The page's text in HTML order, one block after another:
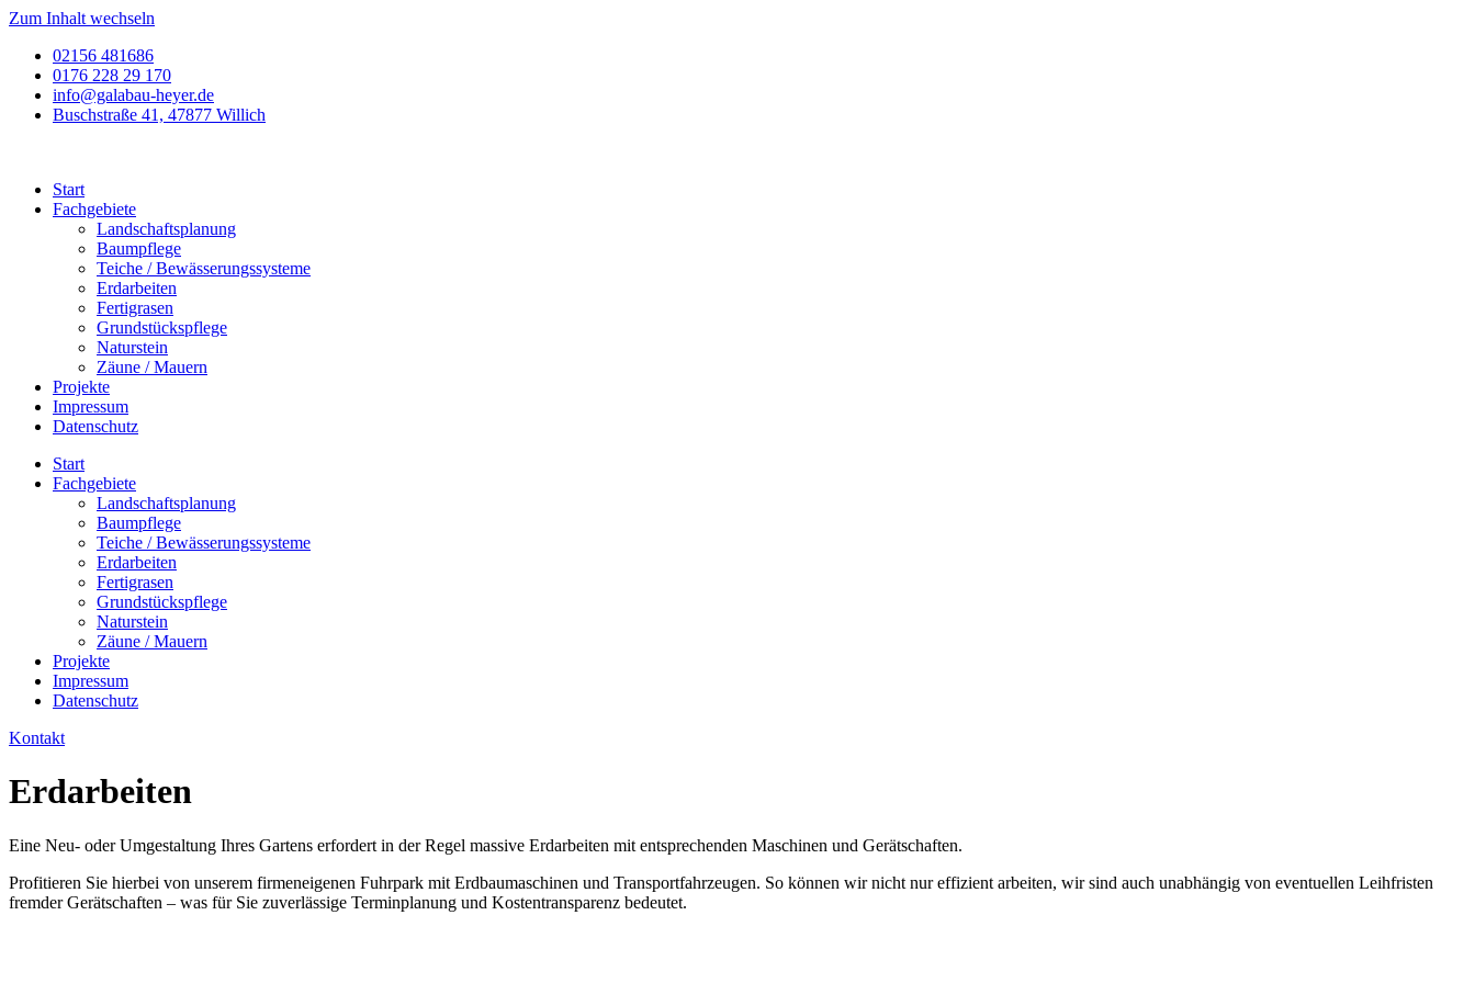
Zum Inhalt wechseln
02156 481686
0176 228 29 170
info@galabau-heyer.de
Buschstraße 41, 47877 Willich
Start
Fachgebiete
Landschaftsplanung
Baumpflege
Teiche / Bewässerungssysteme
Erdarbeiten
Fertigrasen
Grundstückspflege
Naturstein
Zäune / Mauern
Projekte
Impressum
Datenschutz
Start
Fachgebiete
Landschaftsplanung
Baumpflege
Teiche / Bewässerungssysteme
Erdarbeiten
Fertigrasen
Grundstückspflege
Naturstein
Zäune / Mauern
Projekte
Impressum
Datenschutz
Kontakt
Erdarbeiten
Eine Neu- oder Umgestaltung Ihres Gartens erfordert in der Regel massive Erdarbeiten mit entsprechenden Maschinen und Gerätschaften.
Profitieren Sie hierbei von unserem firmeneigenen Fuhrpark mit Erdbaumaschinen und Transportfahrzeugen. So können wir nicht nur effizient arbeiten, wir sind auch unabhängig von eventuellen Leihfristen
fremder Gerätschaften – was für Sie zuverlässige Terminplanung und Kostentransparenz bedeutet.